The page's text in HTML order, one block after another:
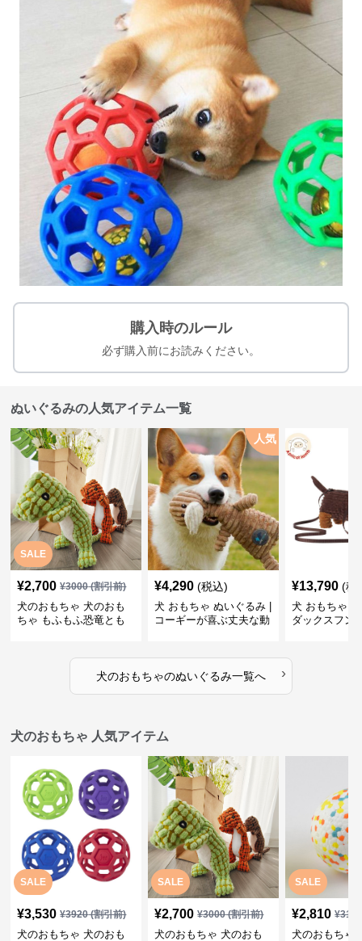
購入時のルール
必ず購入前にお読みください。
ぬいぐるみの人気アイテム一覧
SALE
¥2,700 ¥3000(割引前)
犬のおもちゃ 犬のおも
ちゃ もふもふ恐竜とも
人気
¥4,290 (税込)
犬 おもちゃ ぬいぐるみ |
コーギーが喜ぶ丈夫な動
¥13,790 (税
犬 おもちゃ
ダックスフン
犬のおもちゃのぬいぐるみ一覧へ ›
犬のおもちゃ 人気アイテム
SALE
¥3,530 ¥3920(割引前)
犬のおもちゃ 犬のおも
SALE
¥2,700 ¥3000(割引前)
犬のおもちゃ 犬のおも
SALE
¥2,810 ¥
犬のおもちゃ